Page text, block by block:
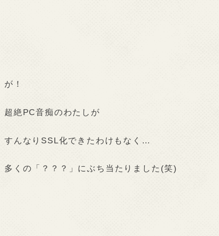
が！
超絶PC音痴のわたしが
すんなりSSL化できたわけもなく…
多くの「？？？」にぶち当たりました(笑)